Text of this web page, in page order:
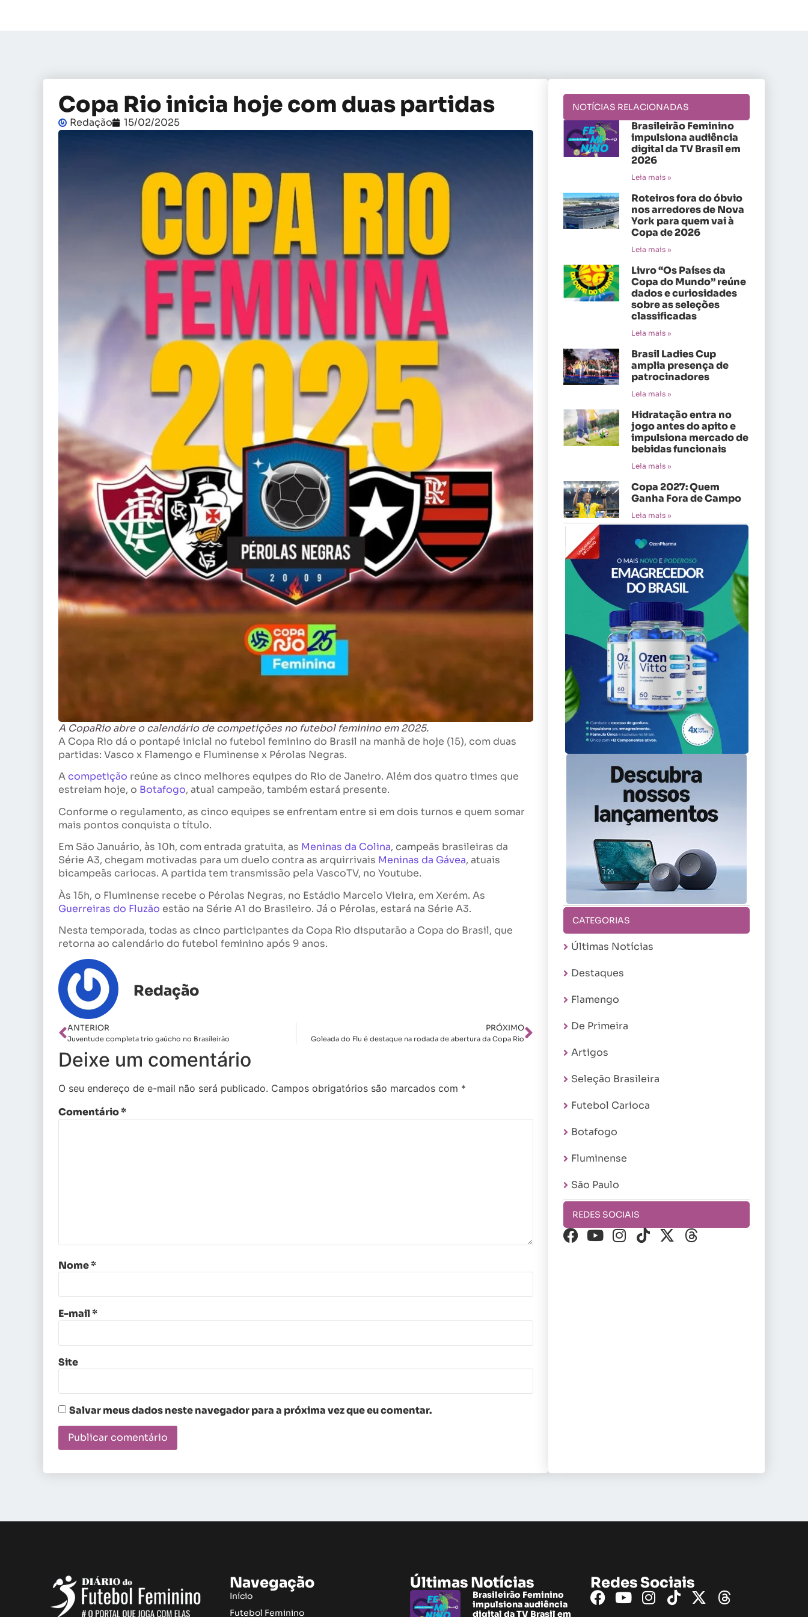
Copa Rio inicia hoje com duas partidas
Redação 15/02/2025
A CopaRio abre o calendário de competições no futebol feminino em 2025.
A Copa Rio dá o pontapé inicial no futebol feminino do Brasil na manhã de hoje (15), com duas
partidas: Vasco x Flamengo e Fluminense x Pérolas Negras.
Acompetição reúne as cinco melhores equipes do Rio de Janeiro. Além dos quatro times que
estreiam hoje, o Botafogo, atual campeão, também estará presente.
Conforme o regulamento, as cinco equipes se enfrentam entre si em dois turnos e quem somar
mais pontos conquista o título.
Em São Januário, às 10h, com entrada gratuita, as Meninas da Colina, campeãs brasileiras da
Série A3, chegam motivadas para um duelo contra as arquirrivais Meninas da Gávea, atuais
bicampeãs cariocas. A partida tem transmissão pela VascoTV, no Youtube.
Às 15h, o Fluminense recebe o Pérolas Negras, no Estádio Marcelo Vieira, em Xerém. As
Guerreiras do Fluzão estão na Série A1 do Brasileiro. Já o Pérolas, estará na Série A3.
Nesta temporada, todas as cinco participantes da Copa Rio disputarão a Copa do Brasil, que
retorna ao calendário do futebol feminino após 9 anos.
Redação
ANTERIOR
Juventude completa trio gaúcho no Brasileirão
PRÓXIMO
Goleada do Flu é destaque na rodada de abertura da Copa Rio
Deixe um comentário
O seu endereço de e-mail não será publicado. Campos obrigatórios são marcados com *
Comentário*
Nome*
E-mail*
Site
Salvar meus dados neste navegador para a próxima vez que eu comentar.
NOTÍCIAS RELACIONADAS
Brasileirão Feminino
impulsiona audiência
digital da TV Brasil em
2026
Leia mais »
Roteiros fora do óbvio
nos arredores de Nova
York para quem vai à
Copa de 2026
Leia mais »
Livro “Os Países da
Copa do Mundo” reúne
dados e curiosidades
sobre as seleções
classificadas
Leia mais »
Brasil Ladies Cup
amplia presença de
patrocinadores
Leia mais »
Hidratação entra no
jogo antes do apito e
impulsiona mercado de
bebidas funcionais
Leia mais »
Copa 2027: Quem
Ganha Fora de Campo
Leia mais »
CATEGORIAS
Últimas Notícias
Destaques
Flamengo
De Primeira
Artigos
Seleção Brasileira
Futebol Carioca
Botafogo
Fluminense
São Paulo
REDES SOCIAIS
Navegação
Início
Futebol Feminino
Últimas Notícias
Brasileirão Feminino
impulsiona audiência
digital da TV Brasil em
Redes Sociais